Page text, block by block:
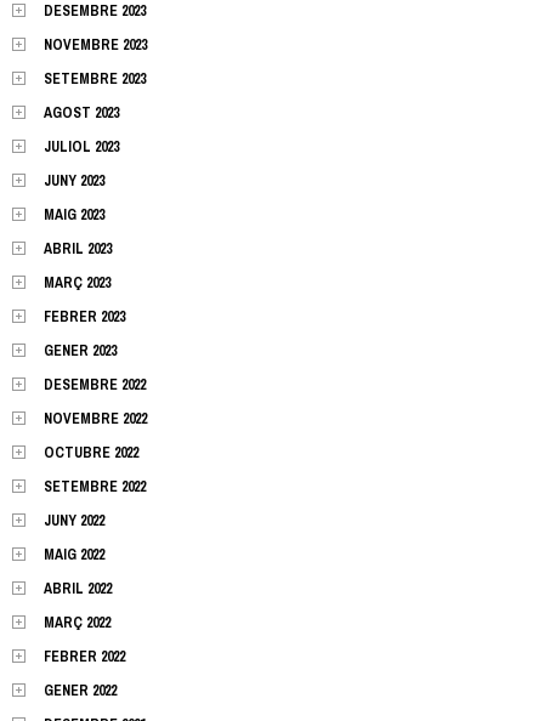
DESEMBRE 2023
NOVEMBRE 2023
SETEMBRE 2023
AGOST 2023
JULIOL 2023
JUNY 2023
MAIG 2023
ABRIL 2023
MARÇ 2023
FEBRER 2023
GENER 2023
DESEMBRE 2022
NOVEMBRE 2022
OCTUBRE 2022
SETEMBRE 2022
JUNY 2022
MAIG 2022
ABRIL 2022
MARÇ 2022
FEBRER 2022
GENER 2022